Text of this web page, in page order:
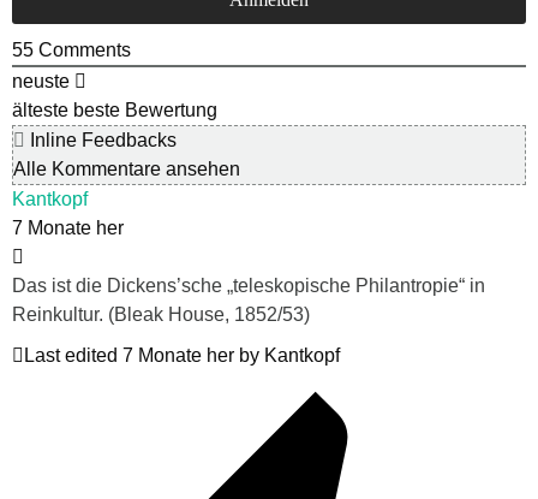
55 Comments
neuste
älteste beste Bewertung
Inline Feedbacks
Alle Kommentare ansehen
Kantkopf
7 Monate her
Das ist die Dickens’sche „teleskopische Philantropie“ in
Reinkultur. (Bleak House, 1852/53)
Last edited 7 Monate her by Kantkopf